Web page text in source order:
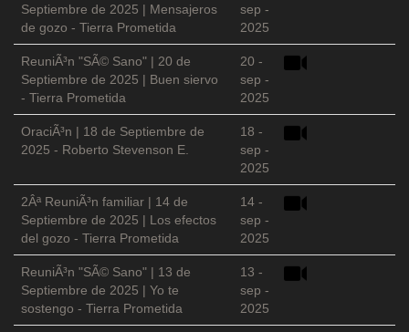
Septiembre de 2025 | Mensajeros
de gozo - Tierra Prometida
sep -
2025
ReuniÃ³n "SÃ© Sano" | 20 de
Septiembre de 2025 | Buen siervo
- Tierra Prometida
20 -
sep -
2025
OraciÃ³n | 18 de Septiembre de
2025 - Roberto Stevenson E.
18 -
sep -
2025
2Âª ReuniÃ³n familiar | 14 de
Septiembre de 2025 | Los efectos
del gozo - Tierra Prometida
14 -
sep -
2025
ReuniÃ³n "SÃ© Sano" | 13 de
Septiembre de 2025 | Yo te
sostengo - Tierra Prometida
13 -
sep -
2025